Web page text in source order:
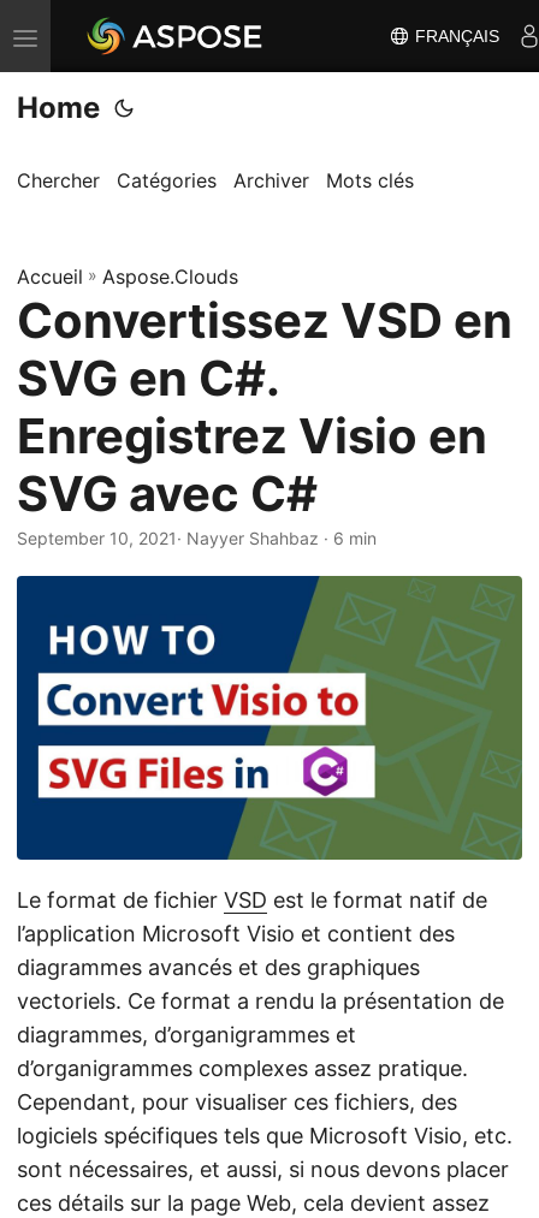
B
a
s
u
r
l
a
n
v
i
g
a
t
FRANÇAIS
Home
Chercher Catégories Archiver Mots clés
Accueil » Aspose.Clouds
Convertissez VSD en
SVG en C#.
Enregistrez Visio en
SVG avec C#
September 10, 2021· Nayyer Shahbaz · 6 min
Le format de fichier VSD est le format natif de
l’application Microsoft Visio et contient des
diagrammes avancés et des graphiques
vectoriels. Ce format a rendu la présentation de
diagrammes, d’organigrammes et
d’organigrammes complexes assez pratique.
Cependant, pour visualiser ces fichiers, des
logiciels spécifiques tels que Microsoft Visio, etc.
sont nécessaires, et aussi, si nous devons placer
ces détails sur la page Web, cela devient assez